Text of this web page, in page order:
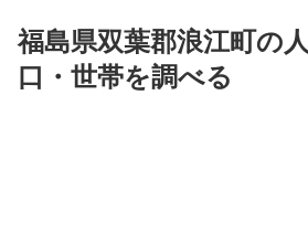
福島県双葉郡浪江町の人
口・世帯を調べる